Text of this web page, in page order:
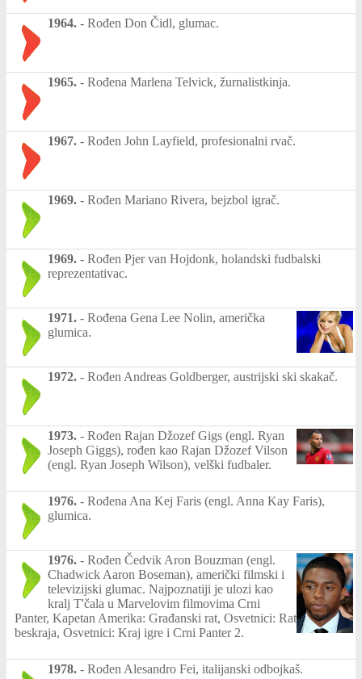
1964. - Rođen Don Čidl, glumac.
1965. - Rođena Marlena Telvick, žurnalistkinja.
1967. - Rođen John Layfield, profesionalni rvač.
1969. - Rođen Mariano Rivera, bejzbol igrač.
1969. - Rođen Pjer van Hojdonk, holandski fudbalski
reprezentativac.
1971. - Rođena Gena Lee Nolin, američka
glumica.
1972. - Rođen Andreas Goldberger, austrijski ski skakač.
1973. - Rođen Rajan Džozef Gigs (engl. Ryan
Joseph Giggs), rođen kao Rajan Džozef Vilson
(engl. Ryan Joseph Wilson), velški fudbaler.
1976. - Rođena Ana Kej Faris (engl. Anna Kay Faris),
glumica.
1976. - Rođen Čedvik Aron Bouzman (engl.
Chadwick Aaron Boseman), američki filmski i
televizijski glumac. Najpoznatiji je ulozi kao
kralj T'čala u Marvelovim filmovima Crni
Panter, Kapetan Amerika: Građanski rat, Osvetnici: Rat
beskraja, Osvetnici: Kraj igre i Crni Panter 2.
1978. - Rođen Alesandro Fei, italijanski odbojkaš.